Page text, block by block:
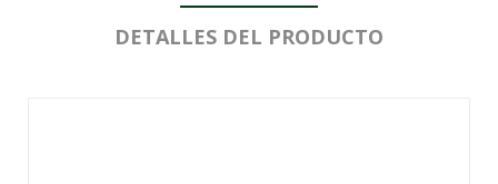
DETALLES DEL PRODUCTO